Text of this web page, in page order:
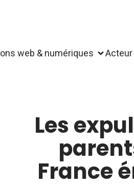
web & numériques
Les
France